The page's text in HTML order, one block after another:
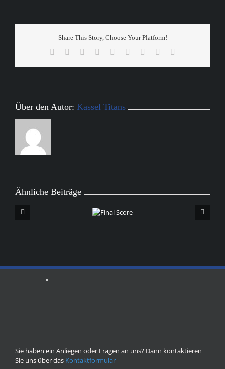
Share This Story, Choose Your Platform!
Facebook Reddit LinkedInWhatsApp
TumblrPinterest
Über den Autor: Kassel Titans
Ähnliche Beiträge
Sie haben ein Anliegen oder Fragen an uns? Dann kontaktieren
Sie uns über das Kontaktformular